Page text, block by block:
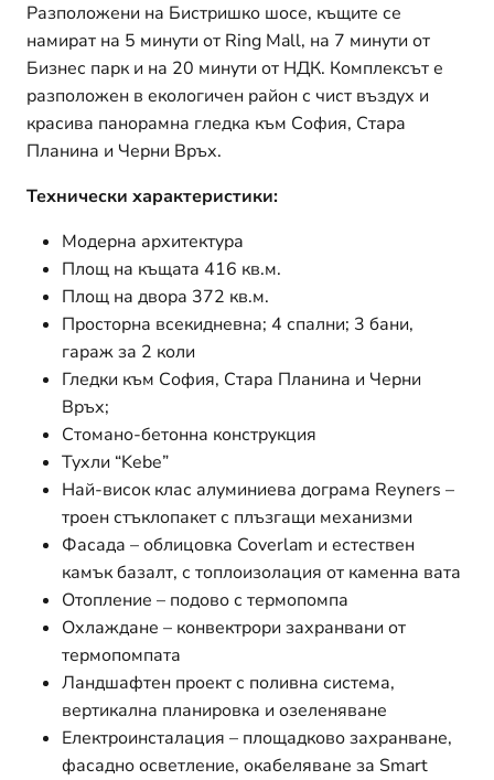
Разположени на Бистришко шосе, къщите се
намират на 5 минути от Ring Mall, на 7 минути от
Бизнес парк и на 20 минути от НДК. Комплексът е
разположен в екологичен район с чист въздух и
красива панорамна гледка към София, Стара
Планина и Черни Връх.
Технически характеристики:
Модерна архитектура
Площ на къщата 416 кв.м.
Площ на двора 372 кв.м.
Просторна всекидневна; 4 спални; 3 бани,
гараж за 2 коли
Гледки към София, Стара Планина и Черни
Връх;
Стомано-бетонна конструкция
Тухли “Kebe”
Най-висок клас алуминиева дограма Reyners –
троен стъклопакет с плъзгащи механизми
Фасада – облицовка Coverlam и естествен
камък базалт, с топлоизолация от каменна вата
Oтопление – подово с термопомпа
Oхлаждане – конвектрори захранвани от
термопомпата
Ландшафтен проект с поливна система,
вертикална планировка и озеленяване
Електроинсталация – площадково захранване,
фасадно осветление, окабеляване за Smart